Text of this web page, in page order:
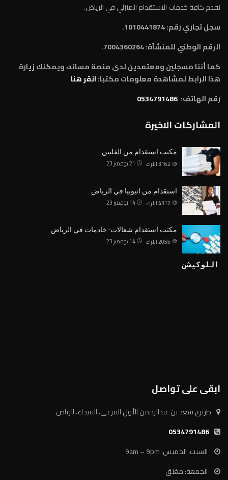
نقدم كافة خدمات الاستقدام المنزلي في الرياض.
سجل تجاري رقم: 1010441874.
الرقم الوطني للمنشآة:7004360264.
كما أننا مسجلين ومعتمدين لدى منصة مساند، ويمكنك زيارة
هذا الرابط لمشاهدة معلومات مكتبا:انقر هنا
رقم الهاتف: 0534791486
المشاركات الاخيرة
مكتب استقدام من الفلبين
21 نوفمبر 23 الآراء
استقدام من اثيوبيا في الرياض
14 نوفمبر 23 الآراء
مكتب استقدام شغالات- خادمات في الرياض
14 نوفمبر 23 الآراء
اللوكيشن
ابقى على تواصل
طريق سعد بن عبدالرحمن الأول الفرعي، الفيحاء، الرياض
0534791486
السبت، الخميس: 9am – 9pm
الجمعة: مغلق